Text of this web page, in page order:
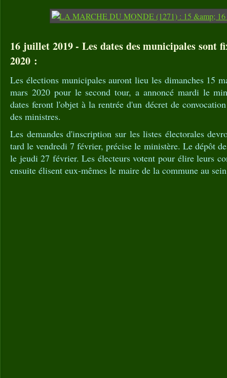
16 juillet 2019 - Les dates des municipales sont
2020 :
Les élections municipales auront lieu les dimanches 15
mars 2020 pour le second tour, a annoncé mardi le
dates feront l'objet à la rentrée d'un décret de
des ministres.
Les demandes d'inscription sur les listes électorales
tard le vendredi 7 février, précise le ministère. Le dépôt
le jeudi 27 février. Les électeurs votent pour élire leurs
ensuite élisent eux-mêmes le maire de la commune au